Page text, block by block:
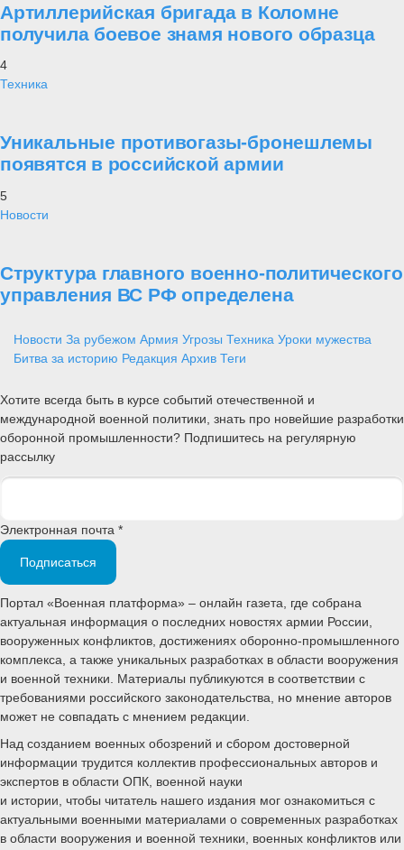
Артиллерийская бригада в Коломне
получила боевое знамя нового образца
4
Техника
Уникальные противогазы-бронешлемы
появятся в российской армии
5
Новости
Структура главного военно-политического
управления ВС РФ определена
Новости За рубежом Армия Угрозы Техника Уроки мужества
Битва за историю Редакция Архив Теги
Хотите всегда быть в курсе событий отечественной и
международной военной политики, знать про новейшие разработки
оборонной промышленности? Подпишитесь на регулярную
рассылку
Электронная почта *
Подписаться
Портал «Военная платформа» – онлайн газета, где собрана
актуальная информация о последних новостях армии России,
вооруженных конфликтов, достижениях оборонно-промышленного
комплекса, а также уникальных разработках в области вооружения
и военной техники. Материалы публикуются в соответствии с
требованиями российского законодательства, но мнение авторов
может не совпадать с мнением редакции.
Над созданием военных обозрений и сбором достоверной
информации трудится коллектив профессиональных авторов и
экспертов в области ОПК, военной науки
и истории, чтобы читатель нашего издания мог ознакомиться с
актуальными военными материалами о современных разработках
в области вооружения и военной техники, военных конфликтов или